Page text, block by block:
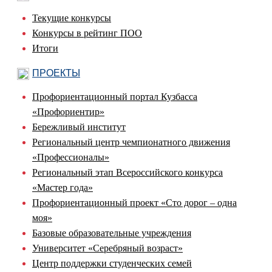
Текущие конкурсы
Конкурсы в рейтинг ПОО
Итоги
ПРОЕКТЫ
Профориентационный портал Кузбасса
«Профориентир»
Бережливый институт
Региональный центр чемпионатного движения
«Профессионалы»
Региональный этап Всероссийского конкурса
«Мастер года»
Профориентационный проект «Сто дорог – одна
моя»
Базовые образовательные учреждения
Университет «Серебряный возраст»
Центр поддержки студенческих семей